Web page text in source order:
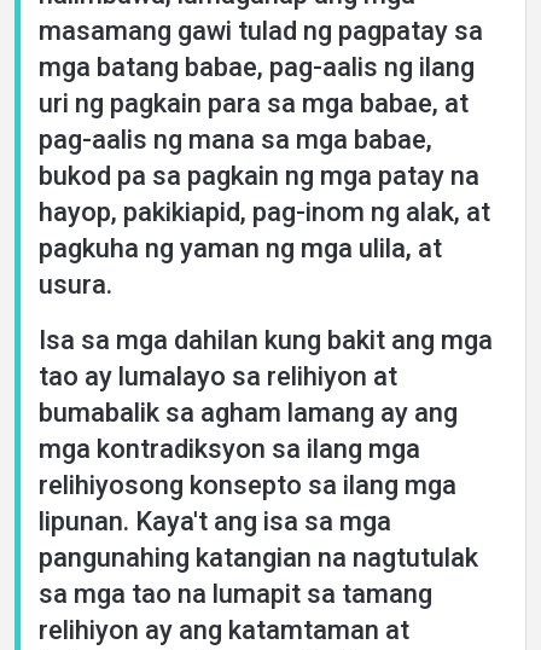
Languages
masamang gawi tulad ng pagpatay sa
mga batang babae, pag-aalis ng ilang
uri ng pagkain para sa mga babae, at
pag-aalis ng mana sa mga babae,
bukod pa sa pagkain ng mga patay na
hayop, pakikiapid, pag-inom ng alak, at
pagkuha ng yaman ng mga ulila, at
usura.
Isa sa mga dahilan kung bakit ang mga
tao ay lumalayo sa relihiyon at
bumabalik sa agham lamang ay ang
mga kontradiksyon sa ilang mga
relihiyosong konsepto sa ilang mga
lipunan. Kaya't ang isa sa mga
pangunahing katangian na nagtutulak
sa mga tao na lumapit sa tamang
relihiyon ay ang katamtaman at